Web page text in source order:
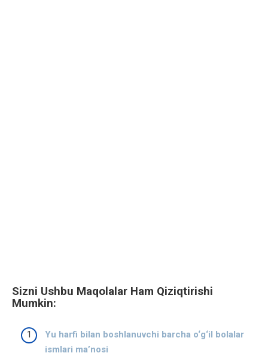
Sizni Ushbu Maqolalar Ham Qiziqtirishi
Mumkin:
Yu harfi bilan boshlanuvchi barcha o‘g‘il bolalar
ismlari ma’nosi